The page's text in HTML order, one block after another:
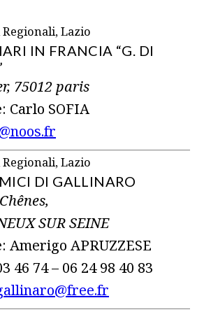
Lazio
IN FRANCIA “G. DI
75012 paris
Carlo SOFIA
Lazio
DI GALLINARO
SUR SEINE
Amerigo APRUZZESE
46 74 – 06 24 98 40 83